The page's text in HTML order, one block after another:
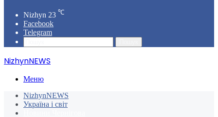
Nizhyn 23 ℃
Facebook
Telegram
NizhynNEWS
Меню
NizhynNEWS
Україна і світ